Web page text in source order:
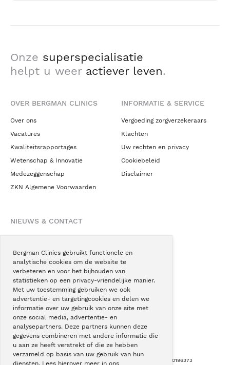
Bergman Clinics gebruikt functionele en
analytische cookies om de website te
verbeteren en voor het bijhouden van
statistieken op een privacy-vriendelijke manier.
Met uw toestemming gebruiken we ook
advertentie- en targetingcookies en delen we
informatie over uw gebruik van onze site met
onze social media, advertentie- en
analysepartners. Deze partners kunnen deze
gegevens combineren met andere informatie die
u aan ze heeft verstrekt of die ze hebben
verzameld op basis van uw gebruik van hun
Onze superspecialisatie
helpt u weer actiever leven.
OVER BERGMAN CLINICS
Over ons
Vacatures
Kwaliteitsrapportages
Wetenschap & Innovatie
Medezeggenschap
ZKN Algemene Voorwaarden
INFORMATIE & SERVICE
Vergoeding zorgverzekeraars
Klachten
Uw rechten en privacy
Cookiebeleid
Disclaimer
NIEUWS & CONTACT
Blogs
Podcast
Pressroom
Instagram
Facebook
LinkedIn
Copyright © Bergman Clinics 2026 KVK nummer: 30196373